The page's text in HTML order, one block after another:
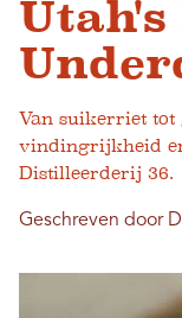
Utah's
Van suikerriet tot
vindingrijkheid
Distilleerderij 36.
Geschreven door